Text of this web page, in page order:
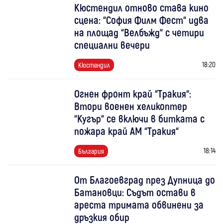
Кюстендил отново става кино
сцена: “София Филм Фест“ идва
на площад “Велбъжд“ с четири
специални вечери
Кюстендил 18:20
Огнен фронт край “Тракия“:
Втори военен хеликоптер
“Кугър“ се включи в битката с
пожара край АМ “Тракия“
България 18:14
От Благоевград през Дупница до
Батановци: Съдът остави в
ареста тримата обвинени за
дръзкия обир